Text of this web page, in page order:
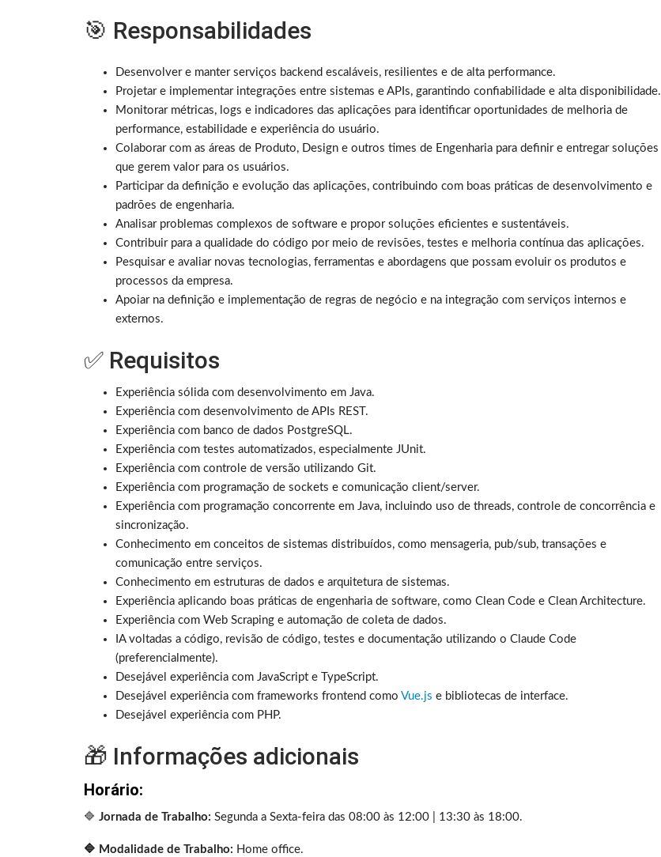
🎯 Responsabilidades
Desenvolver e manter serviços backend escaláveis, resilientes e de alta performance.
Projetar e implementar integrações entre sistemas e APIs, garantindo confiabilidade e alta disponibilidade.
Monitorar métricas, logs e indicadores das aplicações para identificar oportunidades de melhoria de
performance, estabilidade e experiência do usuário.
Colaborar com as áreas de Produto, Design e outros times de Engenharia para definir e entregar soluções
que gerem valor para os usuários.
Participar da definição e evolução das aplicações, contribuindo com boas práticas de desenvolvimento e
padrões de engenharia.
Analisar problemas complexos de software e propor soluções eficientes e sustentáveis.
Contribuir para a qualidade do código por meio de revisões, testes e melhoria contínua das aplicações.
Pesquisar e avaliar novas tecnologias, ferramentas e abordagens que possam evoluir os produtos e
processos da empresa.
Apoiar na definição e implementação de regras de negócio e na integração com serviços internos e
externos.
✅ Requisitos
Experiência sólida com desenvolvimento em Java.
Experiência com desenvolvimento de APIs REST.
Experiência com banco de dados PostgreSQL.
Experiência com testes automatizados, especialmente JUnit.
Experiência com controle de versão utilizando Git.
Experiência com programação de sockets e comunicação client/server.
Experiência com programação concorrente em Java, incluindo uso de threads, controle de concorrência e
sincronização.
Conhecimento em conceitos de sistemas distribuídos, como mensageria, pub/sub, transações e
comunicação entre serviços.
Conhecimento em estruturas de dados e arquitetura de sistemas.
Experiência aplicando boas práticas de engenharia de software, como Clean Code e Clean Architecture.
Experiência com Web Scraping e automação de coleta de dados.
IA voltadas a código, revisão de código, testes e documentação utilizando o Claude Code
(preferencialmente).
Desejável experiência com JavaScript e TypeScript.
Desejável experiência com frameworks frontend como Vue.js e bibliotecas de interface.
Desejável experiência com PHP.
🎁 Informações adicionais
Horário:
🔷 Jornada de Trabalho: Segunda a Sexta-feira das 08:00 às 12:00 | 13:30 às 18:00.
🔷 Modalidade de Trabalho: Home office.